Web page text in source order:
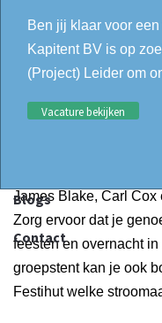
Blogs
Contact
Neighbourhood goed
(Peak Tent) op dit
Vijf dagen lang de
James Blake, Carl Cox
Zorg ervoor dat je
feesten en overnacht
groepstent kan je ook
Festihut welke
Ben jij klaar voor
Kapitent BV is op
(Project) Leider om
Vacature bekijken